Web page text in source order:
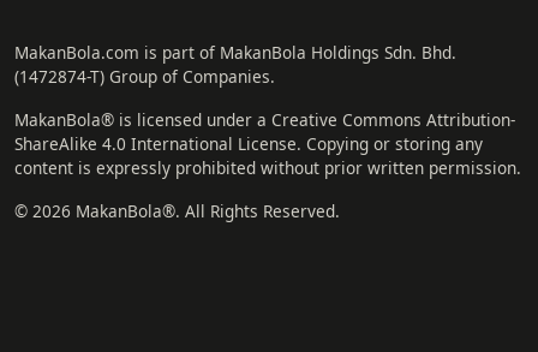
MakanBola.com is part of MakanBola Holdings Sdn. Bhd.
(1472874-T) Group of Companies.
MakanBola® is licensed under a Creative Commons Attribution-
ShareAlike 4.0 International License. Copying or storing any
content is expressly prohibited without prior written permission.
© 2026 MakanBola®. All Rights Reserved.